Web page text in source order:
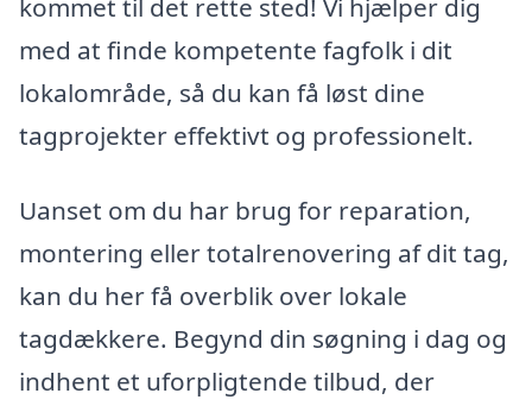
kommet til det rette sted! Vi hjælper dig
med at finde kompetente fagfolk i dit
lokalområde, så du kan få løst dine
tagprojekter effektivt og professionelt.
Uanset om du har brug for reparation,
montering eller totalrenovering af dit tag,
kan du her få overblik over lokale
tagdækkere. Begynd din søgning i dag og
indhent et uforpligtende tilbud, der